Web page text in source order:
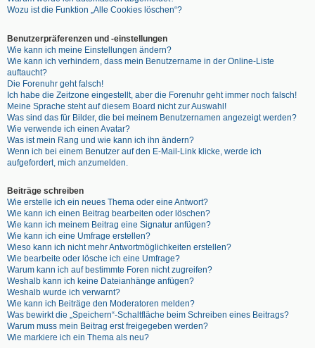
Wozu ist die Funktion „Alle Cookies löschen“?
Benutzerpräferenzen und -einstellungen
Wie kann ich meine Einstellungen ändern?
Wie kann ich verhindern, dass mein Benutzername in der Online-Liste
auftaucht?
Die Forenuhr geht falsch!
Ich habe die Zeitzone eingestellt, aber die Forenuhr geht immer noch falsch!
Meine Sprache steht auf diesem Board nicht zur Auswahl!
Was sind das für Bilder, die bei meinem Benutzernamen angezeigt werden?
Wie verwende ich einen Avatar?
Was ist mein Rang und wie kann ich ihn ändern?
Wenn ich bei einem Benutzer auf den E-Mail-Link klicke, werde ich
aufgefordert, mich anzumelden.
Beiträge schreiben
Wie erstelle ich ein neues Thema oder eine Antwort?
Wie kann ich einen Beitrag bearbeiten oder löschen?
Wie kann ich meinem Beitrag eine Signatur anfügen?
Wie kann ich eine Umfrage erstellen?
Wieso kann ich nicht mehr Antwortmöglichkeiten erstellen?
Wie bearbeite oder lösche ich eine Umfrage?
Warum kann ich auf bestimmte Foren nicht zugreifen?
Weshalb kann ich keine Dateianhänge anfügen?
Weshalb wurde ich verwarnt?
Wie kann ich Beiträge den Moderatoren melden?
Was bewirkt die „Speichern“-Schaltfläche beim Schreiben eines Beitrags?
Warum muss mein Beitrag erst freigegeben werden?
Wie markiere ich ein Thema als neu?